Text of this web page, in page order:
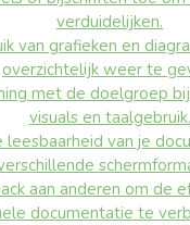
verduidelijken.
van grafieken en
overzichtelijk weer te
met de doelgroep
visuals en taalgebruik.
leesbaarheid van je
aan anderen om de
documentatie te